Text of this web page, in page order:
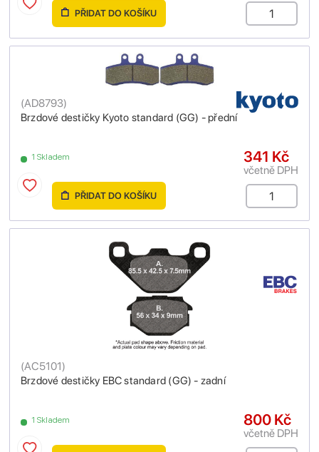
PŘIDAT DO KOŠÍKU
Brzdové destičky Kyoto standard (GG) - přední
(AD8793)
1 Skladem 341 Kč
včetně DPH
PŘIDAT DO KOŠÍKU
Brzdové destičky EBC standard (GG) - zadní
(AC5101)
1 Skladem 800 Kč
včetně DPH